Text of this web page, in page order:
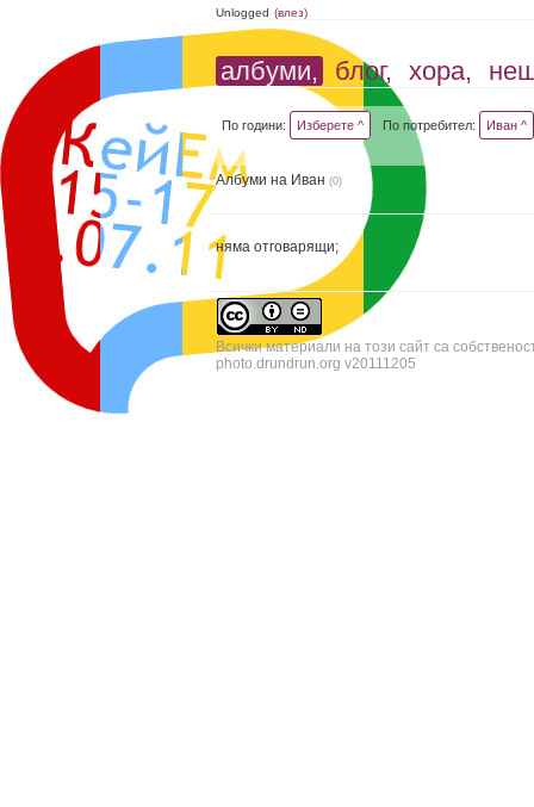
Unlogged (влез)
албуми, блог, хора,
По години: Изберете ^ По потребител: Иван ^
Албуми на Иван(0)
няма отговарящи;
Всички материали на този сайт са
photo.drundrun.org v20111205